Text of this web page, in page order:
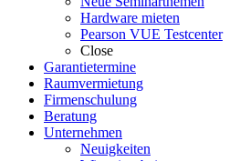
Hardware mieten
Pearson VUE Testcenter
Close
Garantietermine
Raumvermietung
Firmenschulung
Beratung
Unternehmen
Neuigkeiten